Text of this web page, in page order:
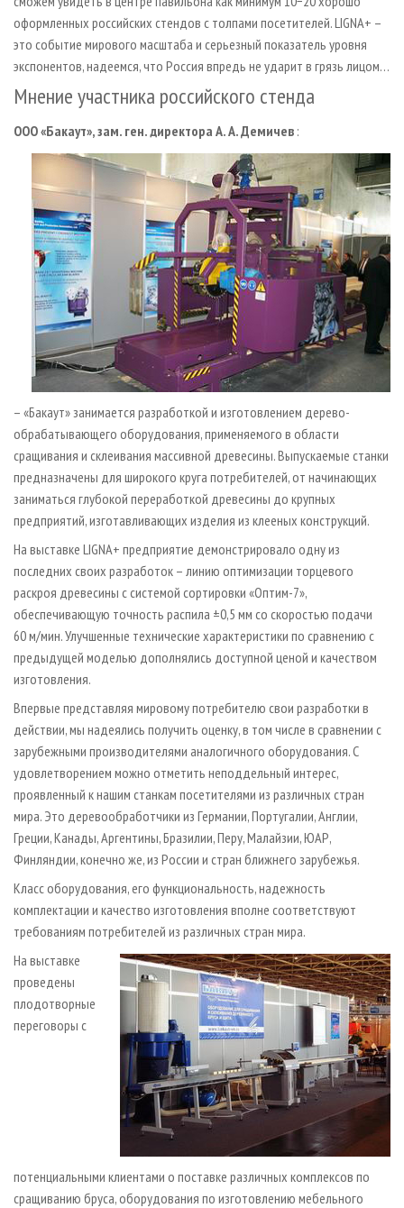
оформленных российских стендов с толпами посетителей. LIGNA+ –
это событие мирового масштаба и серьезный показатель уровня
экспонентов, надеемся, что Россия впредь не ударит в грязь лицом…
Мнение участника российского стенда
ООО «Бакаут», зам. ген. директора А. А. Демичев :
– «Бакаут» занимается разработкой и изготовлением дерево-
обрабатывающего оборудования, применяемого в области
сращивания и склеивания массивной древесины. Выпускаемые станки
предназначены для широкого круга потребителей, от начинающих
заниматься глубокой переработкой древесины до крупных
предприятий, изготавливающих изделия из клееных конструкций.
На выставке LIGNA+ предприятие демонстрировало одну из
последних своих разработок – линию оптимизации торцевого
раскроя древесины с системой сортировки «Оптим-7»,
обеспечивающую точность распила ±0,5 мм со скоростью подачи
60 м/мин. Улучшенные технические характеристики по сравнению с
предыдущей моделью дополнялись доступной ценой и качеством
изготовления.
Впервые представляя мировому потребителю свои разработки в
действии, мы надеялись получить оценку, в том числе в сравнении с
зарубежными производителями аналогичного оборудования. С
удовлетворением можно отметить неподдельный интерес,
проявленный к нашим станкам посетителями из различных стран
мира. Это деревообработчики из Германии, Португалии, Англии,
Греции, Канады, Аргентины, Бразилии, Перу, Малайзии, ЮАР,
Финляндии, конечно же, из России и стран ближнего зарубежья.
Класс оборудования, его функциональность, надежность
комплектации и качество изготовления вполне соответствуют
требованиям потребителей из различных стран мира.
На выставке
проведены
плодотворные
переговоры с
потенциальными клиентами о поставке различных комплексов по
сращиванию бруса, оборудования по изготовлению мебельного